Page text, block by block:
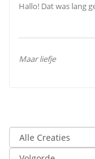
Hallo! Dat was lang
Maar liefje